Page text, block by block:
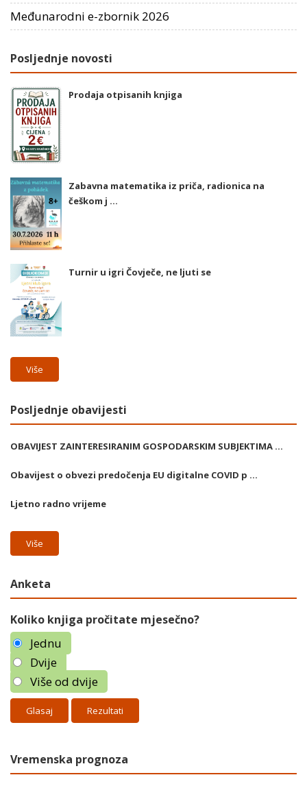
Međunarodni e-zbornik 2026
Posljednje novosti
Prodaja otpisanih knjiga
Zabavna matematika iz priča, radionica na
češkom j ...
Turnir u igri Čovječe, ne ljuti se
Više
Posljednje obavijesti
OBAVIJEST ZAINTERESIRANIM GOSPODARSKIM SUBJEKTIMA ...
Obavijest o obvezi predočenja EU digitalne COVID p ...
Ljetno radno vrijeme
Više
Anketa
Koliko knjiga pročitate mjesečno?
Jednu
Dvije
Više od dvije
Rezultati
Vremenska prognoza